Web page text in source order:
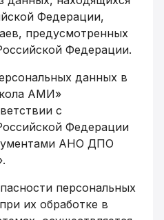
Федерации,
предусмотренных
Федерации.
данных в
АМИ»
с
Федерации
АНО ДПО
персональных
их обработке в